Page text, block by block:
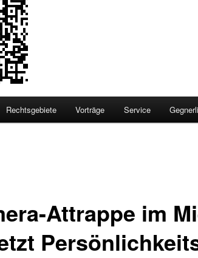
Rechtsgebiete Vorträge Service
Attrappe im